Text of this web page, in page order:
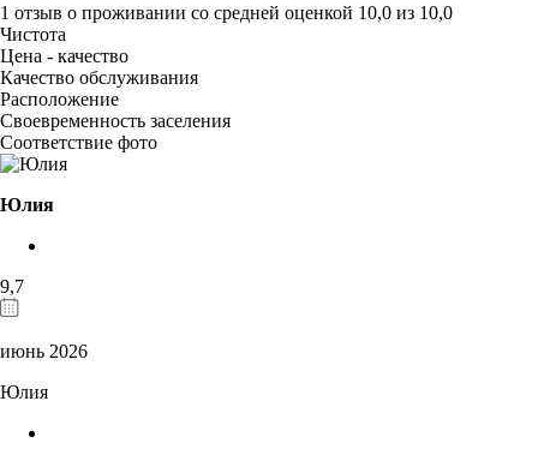
1 отзыв о проживании со средней оценкой 10,0 из 10,0
Чистота
Цена - качество
Качество обслуживания
Расположение
Своевременность заселения
Соответствие фото
Юлия
9,7
июнь 2026
Юлия